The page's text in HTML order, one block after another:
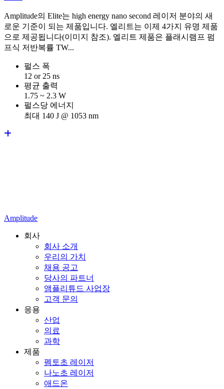
Amplitude의 Elite는 high energy nano second 레이저 분야의 새
로운 기준이 되는 제품입니다. 엘리트는 이제 4가지 유명 제품
으로 제공됩니다(이미지 참조). 엘리트 제품은 플래시램프 펌
프식 저반복률 TW...
펄스 폭
12 or 25 ns
평균 출력
1.75 ~ 2.3 W
펄스당 에너지
최대 140 J @ 1053 nm
Amplitude
회사
회사 소개
우리의 가치
채용 공고
당사의 파트너
앰플리튜드 사업장
고객 문의
응용
산업
의료
과학
제품
펨토초 레이저
나노초 레이저
애드온